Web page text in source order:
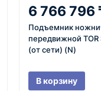
стоимость
6 766 796
Подъемник
передвижной TOR
(от сети) (N)
В корзину